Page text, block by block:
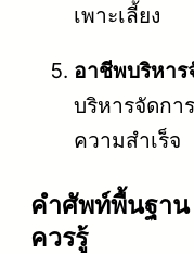
เพาะเลี้ยง
อาชีพบริหาร
บริหารจัดกา
ความสำเร็จ
คําศัพท์พื้นฐาน
ควรรู้